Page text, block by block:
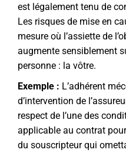
est légalement tenu de
Les risques de mise en
mesure où l’assiette de
augmente sensiblement
personne : la vôtre.
Exemple : L’adhérent
d’intervention de
respect de l’une des
applicable au contrat
du souscripteur qui